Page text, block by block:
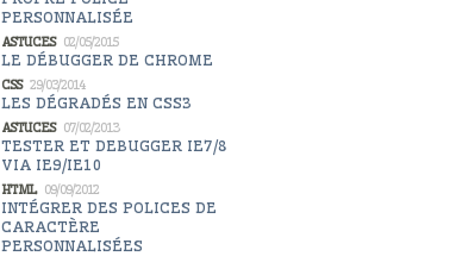
PERSONNALISÉE
ASTUCES02/05/2015
LE DÉBUGGER DE CHROME
CSS29/03/2014
LES DÉGRADÉS EN CSS3
ASTUCES07/02/2013
TESTER ET DEBUGGER IE7/8
VIA IE9/IE10
HTML09/09/2012
INTÉGRER DES POLICES DE
CARACTÈRE
PERSONNALISÉES